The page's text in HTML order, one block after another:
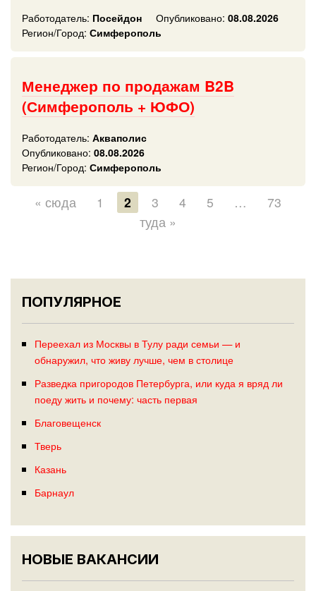
Работодатель: Посейдон Опубликовано: 08.08.2026
Регион/Город: Симферополь
Менеджер по продажам B2B
(Симферополь + ЮФО)
Работодатель: Акваполис
Опубликовано: 08.08.2026
Регион/Город: Симферополь
« сюда 1 2 3 4 5 …
73
туда »
ПОПУЛЯРНОЕ
Переехал из Москвы в Тулу ради семьи — и
обнаружил, что живу лучше, чем в столице
Разведка пригородов Петербурга, или куда я вряд ли
поеду жить и почему: часть первая
Благовещенск
Тверь
Казань
Барнаул
НОВЫЕ ВАКАНСИИ